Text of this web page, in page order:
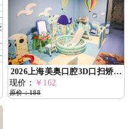
2026上海美奥口腔3D口扫矫正
17800元起，曲凯苹医生亲诊
现价： ￥162
原价：188